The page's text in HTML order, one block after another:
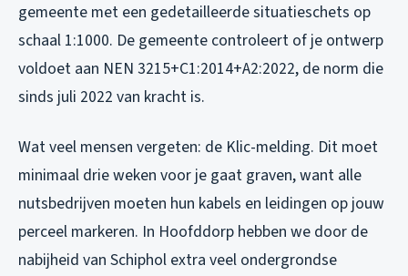
gemeente met een gedetailleerde situatieschets op
schaal 1:1000. De gemeente controleert of je ontwerp
voldoet aan NEN 3215+C1:2014+A2:2022, de norm die
sinds juli 2022 van kracht is.
Wat veel mensen vergeten: de Klic-melding. Dit moet
minimaal drie weken voor je gaat graven, want alle
nutsbedrijven moeten hun kabels en leidingen op jouw
perceel markeren. In Hoofddorp hebben we door de
nabijheid van Schiphol extra veel ondergrondse